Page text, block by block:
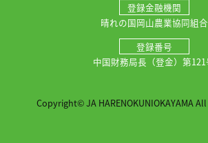
登録金融機関
晴れの国岡山農業協同組合
登録番号
中国財務局長（登金）第121
Copyright© JA HARENOKUNIOKAYAMA